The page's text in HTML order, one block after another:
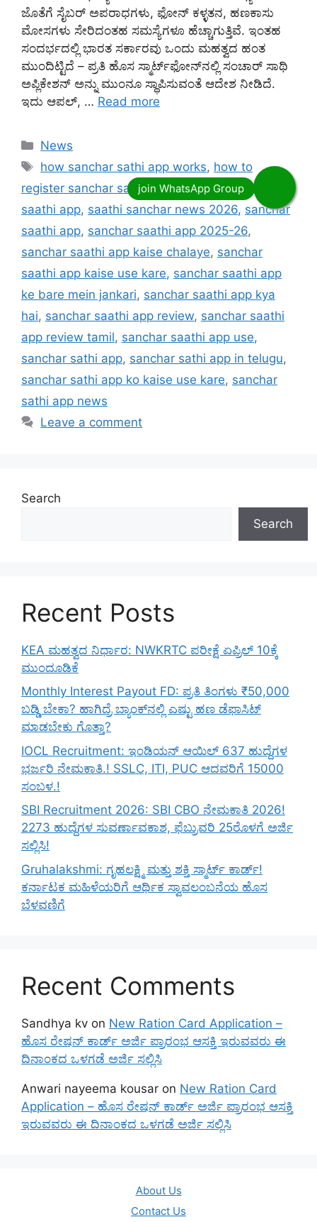
ಜೊತೆಗೆ ಸೈಬರ್ ಅಪರಾಧಗಳು, ಫೋನ್ ಕಳ್ಳತನ, ಹಣಕಾಸು
ಮೋಸಗಳು ಸೇರಿದಂತಹ ಸಮಸ್ಯೆಗಳೂ ಹೆಚ್ಚಾಗುತ್ತಿವೆ. ಇಂತಹ
ಸಂದರ್ಭದಲ್ಲಿ ಭಾರತ ಸರ್ಕಾರವು ಒಂದು ಮಹತ್ವದ ಹಂತ
ಮುಂದಿಟ್ಟಿದೆ – ಪ್ರತಿ ಹೊಸ ಸ್ಮಾರ್ಟ್‌ಫೋನ್‌ನಲ್ಲಿ ಸಂಚಾರ್ ಸಾಥಿ
ಅಪ್ಲಿಕೇಶನ್ ಅನ್ನು ಮುಂನೂ ಸ್ಥಾಪಿಸುವಂತೆ ಆದೇಶ ನೀಡಿದೆ.
ಇದು ಆಪಲ್, … Read more
Categories
News
Tags
how sanchar sathi app works, how to
register sanchar saathi app,how to use sanchar
saathi app, saathi sanchar news 2026, sanchar
saathi app, sanchar saathi app 2025-26,
sanchar saathi app kaise chalaye, sanchar
saathi app kaise use kare, sanchar saathi app
ke bare mein jankari, sanchar saathi app kya
hai, sanchar saathi app review, sanchar saathi
app review tamil, sanchar saathi app use,
sanchar sathi app, sanchar sathi app in telugu,
sanchar sathi app ko kaise use kare, sanchar
sathi app news
Leave a comment
Search
Search
Recent Posts
KEA ಮಹತ್ವದ ನಿರ್ಧಾರ: NWKRTC ಪರೀಕ್ಷೆ ಏಪ್ರಿಲ್ 10ಕ್ಕೆ
ಮುಂದೂಡಿಕೆ
Monthly Interest Payout FD: ಪ್ರತಿ ತಿಂಗಳು ₹50,000
ಬಡ್ಡಿ ಬೇಕಾ? ಹಾಗಿದ್ರೆ ಬ್ಯಾಂಕ್‌ನಲ್ಲಿ ಎಷ್ಟು ಹಣ ಡೆಫಾಸಿಟ್
ಮಾಡಬೇಕು ಗೊತ್ತಾ?
IOCL Recruitment: ಇಂಡಿಯನ್ ಆಯಿಲ್ 637 ಹುದ್ದೆಗಳ
ಭರ್ಜರಿ ನೇಮಕಾತಿ.! SSLC, ITI, PUC ಆದವರಿಗೆ 15000
ಸಂಬಳ.!
SBI Recruitment 2026: SBI CBO ನೇಮಕಾತಿ 2026!
2273 ಹುದ್ದೆಗಳ ಸುವರ್ಣಾವಕಾಶ, ಫೆಬ್ರುವರಿ 25ರೊಳಗೆ ಅರ್ಜಿ
ಸಲ್ಲಿಸಿ!
Gruhalakshmi: ಗೃಹಲಕ್ಷ್ಮಿ ಮತ್ತು ಶಕ್ತಿ ಸ್ಮಾರ್ಟ್ ಕಾರ್ಡ್!
ಕರ್ನಾಟಕ ಮಹಿಳೆಯರಿಗೆ ಆರ್ಥಿಕ ಸ್ವಾವಲಂಬನೆಯ ಹೊಸ
ಬೆಳವಣಿಗೆ
Recent Comments
Sandhya kv on New Ration Card Application –
ಹೊಸ ರೇಷನ್ ಕಾರ್ಡ್ ಅರ್ಜಿ ಪ್ರಾರಂಭ ಆಸಕ್ತಿ ಇರುವವರು ಈ
ದಿನಾಂಕದ ಒಳಗಡೆ ಅರ್ಜಿ ಸಲ್ಲಿಸಿ
Anwari nayeema kousar on New Ration Card
Application – ಹೊಸ ರೇಷನ್ ಕಾರ್ಡ್ ಅರ್ಜಿ ಪ್ರಾರಂಭ ಆಸಕ್ತಿ
ಇರುವವರು ಈ ದಿನಾಂಕದ ಒಳಗಡೆ ಅರ್ಜಿ ಸಲ್ಲಿಸಿ
About Us
Contact Us